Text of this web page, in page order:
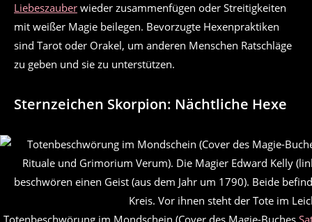
Liebeszauber wieder zusammenfügen oder Streitigkeiten
mit weißer Magie beilegen. Bevorzugte Hexenpraktiken
sind Tarot oder Orakel, um anderen Menschen Ratschläge
zu geben und sie zu unterstützen.
Sternzeichen Skorpion: Nächtliche Hexe
Totenbeschwörung im Mondschein (Cover des Magie-Buches